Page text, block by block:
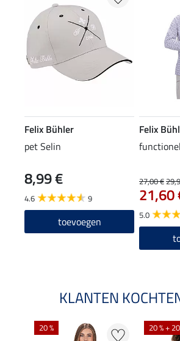
Felix Bühler
pet Selin
8,99 €
4.6 9
toevoegen
Felix
27,00 €
21,60
5.0
KLANTEN
20 % 20 % +